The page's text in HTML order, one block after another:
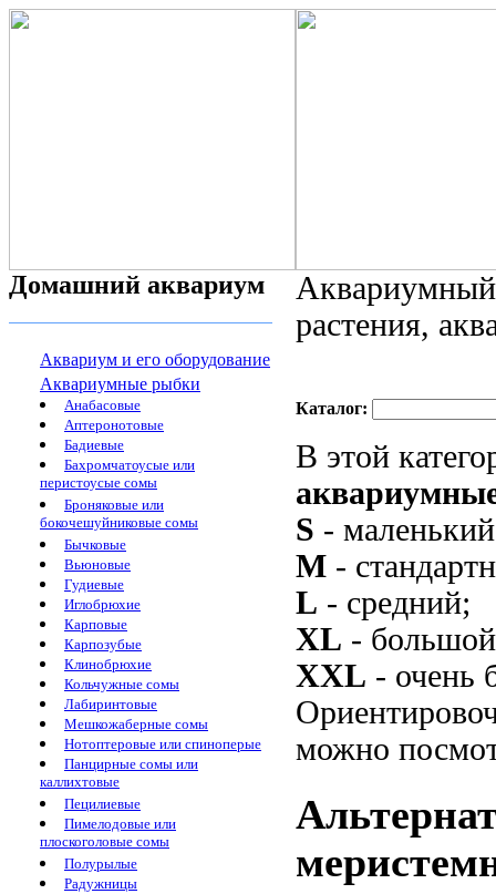
Домашний аквариум
Аквариум и его оборудование
Аквариумные рыбки
Анабасовые
Аптеронотовые
Бадиевые
Бахромчатоусые или
перистоусые сомы
Броняковые или
бокочешуйниковые сомы
Бычковые
Вьюновые
Гудиевые
Иглобрюхие
Карповые
Карпозубые
Клинобрюхие
Кольчужные сомы
Лабиринтовые
Мешкожаберные сомы
Нотоптеровые или спиноперые
Панцирные сомы или
каллихтовые
Пецилиевые
Пимелодовые или
плоскоголовые сомы
Полурылые
Радужницы
растения,
Каталог:
В этой
S -
M -
L - средний;
XL -
XXL - очень
можно